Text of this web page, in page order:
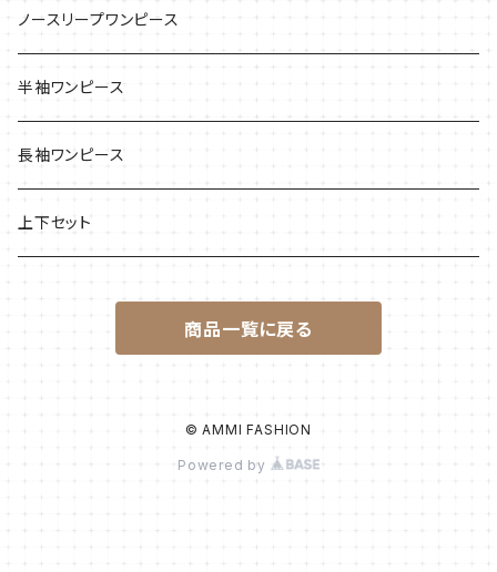
ノースリープワンピース
半袖ワンピース
長袖ワンピース
上下セット
商品一覧に戻る
© AMMI FASHION
Powered by